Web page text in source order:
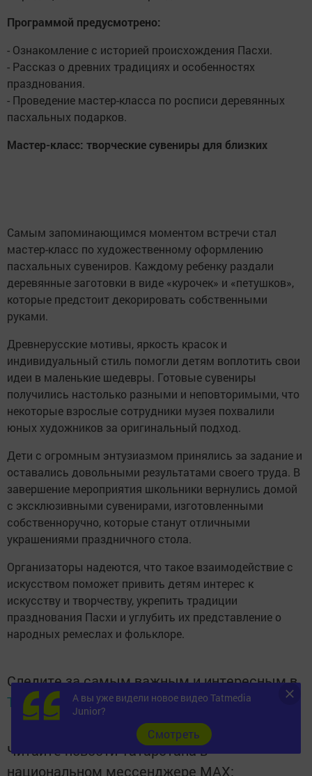
Программой предусмотрено:
- Ознакомление с историей происхождения Пасхи.
- Рассказ о древних традициях и особенностях
празднования.
- Проведение мастер-класса по росписи деревянных
пасхальных подарков.
Мастер-класс: творческие сувениры для близких
Самым запоминающимся моментом встречи стал
мастер-класс по художественному оформлению
пасхальных сувениров. Каждому ребенку раздали
деревянные заготовки в виде «курочек» и «петушков»,
которые предстоит декорировать собственными
руками.
Древнерусские мотивы, яркость красок и
индивидуальный стиль помогли детям воплотить свои
идеи в маленькие шедевры. Готовые сувениры
получились настолько разными и неповторимыми, что
некоторые взрослые сотрудники музея похвалили
юных художников за оригинальный подход.
Дети с огромным энтузиазмом принялись за задание и
оставались довольными результатами своего труда. В
завершение мероприятия школьники вернулись домой
с эксклюзивными сувенирами, изготовленными
собственноручно, которые станут отличными
украшениями праздничного стола.
Организаторы надеются, что такое взаимодействие с
искусством поможет привить детям интерес к
искусству и творчеству, укрепить традиции
празднования Пасхи и углубить их представление о
народных ремеслах и фольклоре.
Следите за самым важным и интересным в
Telegram-канале Татмедиа
Читайте новости Татарстана в
национальном мессенджере MАХ:
А вы уже видели новое видео Tatmedia
Junior?
Cмотреть